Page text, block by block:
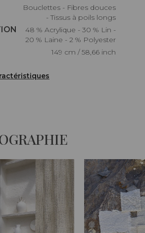
Bouclettes - Fibres douces
- Tissus à poils longs
48 % Acrylique - 30 % Lin -
20 % Laine - 2 % Polyester
149 cm / 58,66 inch